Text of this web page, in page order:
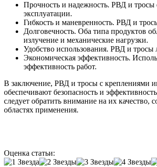
Прочность и надежность. РВД и тросы
эксплуатации.
Гибкость и маневренность. РВД и
Долговечность. Оба типа продуктов
излучение и механические нагрузки.
Удобство использования. РВД и тросы
Экономическая эффективность.
эффективность работ.
В заключение, РВД и тросы с креплениями
обеспечивают безопасность и
следует обратить внимание на их
областях применения.
Оценка статьи: